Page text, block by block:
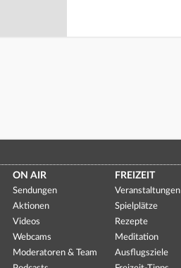
ON AIR
Sendungen
Aktionen
Videos
Webcams
Moderatoren & Team
FREIZEIT
Veranstaltungen
Spielplätze
Rezepte
Meditation
Ausflugsziele